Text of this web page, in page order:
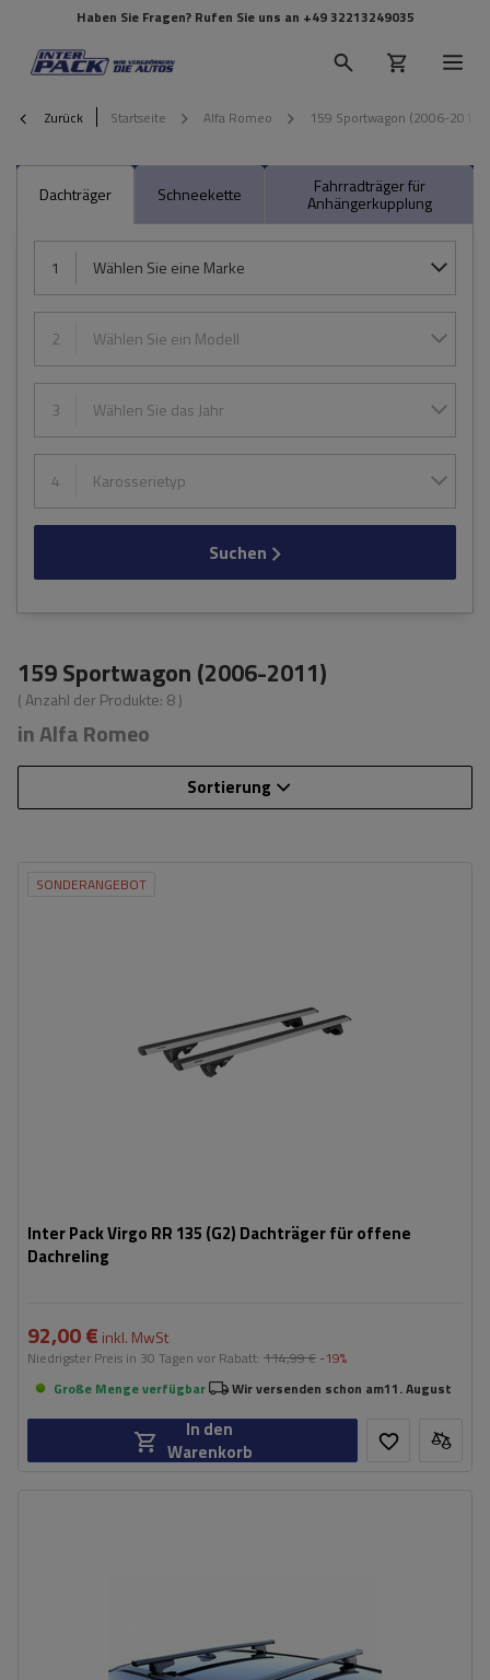
Haben Sie Fragen? Rufen Sie uns an +49 32213249035
Zurück Startseite Alfa Romeo 159 Sportwagon (2006-2011)
Dachträger Schneekette Fahrradträger für
Anhängerkupplung
1 Wählen Sie eine Marke
2 Wählen Sie ein Modell
3 Wählen Sie das Jahr
4 Karosserietyp
Suchen
159 Sportwagon (2006-2011)
( Anzahl der Produkte: 8)
in Alfa Romeo
Sortierung
SONDERANGEBOT
Inter Pack Virgo RR 135 (G2) Dachträger für offene
Dachreling
92,00 € inkl. MwSt
Niedrigster Preis in 30 Tagen vor Rabatt: 114,99 € -19%
Große Menge verfügbar
Wir versenden schon am11. August
In den
Warenkorb